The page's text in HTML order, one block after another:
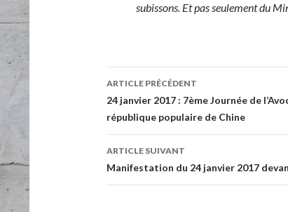
subissons. Et pas seulement du
Navigation de l’article
ARTICLE PRÉCÉDENT
24 janvier 2017 : 7ème Journée de
république populaire de Chine
ARTICLE SUIVANT
Manifestation du 24 janvier 2017